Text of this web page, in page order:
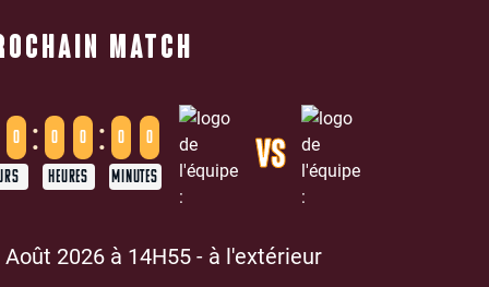
MATCH
0 : 0 0
HEURES
: 0 0
MINUTES VS
Août 2026 à 14H55 - à l'extérieur